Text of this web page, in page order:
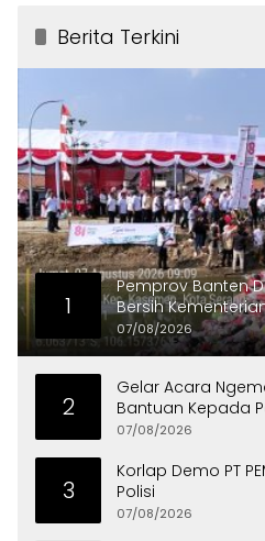
Berita Terkini
1
Pemprov Banten
Bersih
07/08/2026
2
Gelar Acara
Bantuan Kepada
07/08/2026
3
Korlap Demo PT
Polisi
07/08/2026